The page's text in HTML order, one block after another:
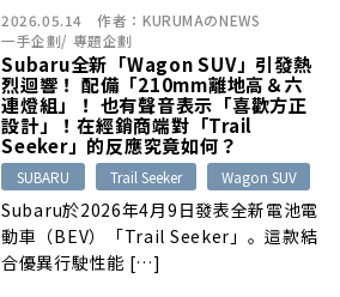
2026.05.14 作者： KURUMAのNEWS
一手企劃/ 專題企劃
Subaru全新「Wagon SUV」引發熱
烈迴響！ 配備「210mm離地高＆六
連燈組」！ 也有聲音表示「喜歡方正
設計」！在經銷商端對「Trail
Seeker」的反應究竟如何？
SUBARU Trail Seeker Wagon SUV
Subaru於2026年4月9日發表全新電池電
動車（BEV）「Trail Seeker」。這款結
合優異行駛性能 […]